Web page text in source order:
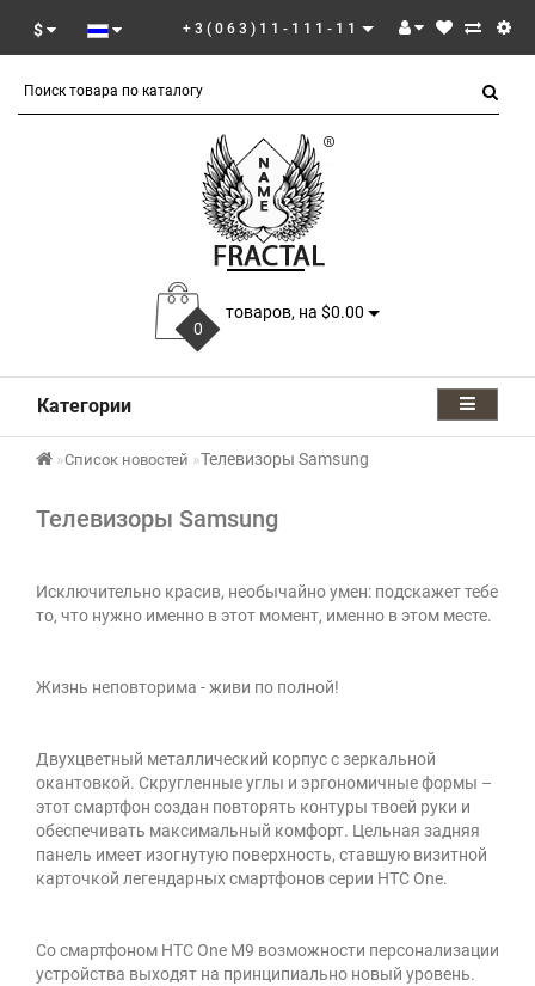
$ +3(063)11-111-11
0
товаров, на $0.00
Категории
Список новостей Телевизоры Samsung
Телевизоры Samsung
Исключительно красив, необычайно умен: подскажет тебе
то, что нужно именно в этот момент, именно в этом месте.
Жизнь неповторима - живи по полной!
Двухцветный металлический корпус с зеркальной
окантовкой. Скругленные углы и эргономичные формы –
этот смартфон создан повторять контуры твоей руки и
обеспечивать максимальный комфорт. Цельная задняя
панель имеет изогнутую поверхность, ставшую визитной
карточкой легендарных смартфонов серии HTC One.
Со смартфоном HTC One M9 возможности персонализации
устройства выходят на принципиально новый уровень.